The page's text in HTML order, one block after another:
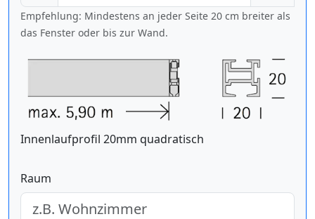
Empfehlung: Mindestens an jeder Seite 20 cm breiter als
das Fenster oder bis zur Wand.
Innenlaufprofil 20mm quadratisch
Raum